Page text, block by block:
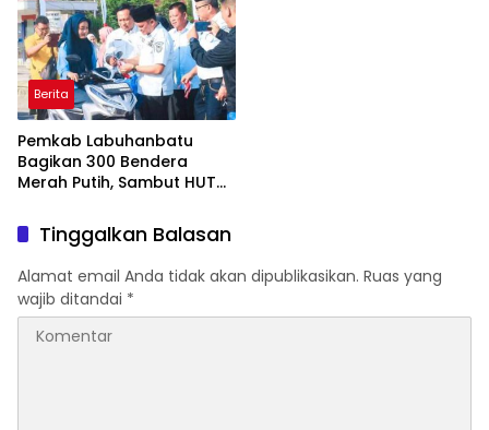
Berita
Pemkab Labuhanbatu
Bagikan 300 Bendera
Merah Putih, Sambut HUT
Tinggalkan Balasan
Alamat email Anda tidak akan dipublikasikan. Ruas yang
wajib ditandai *